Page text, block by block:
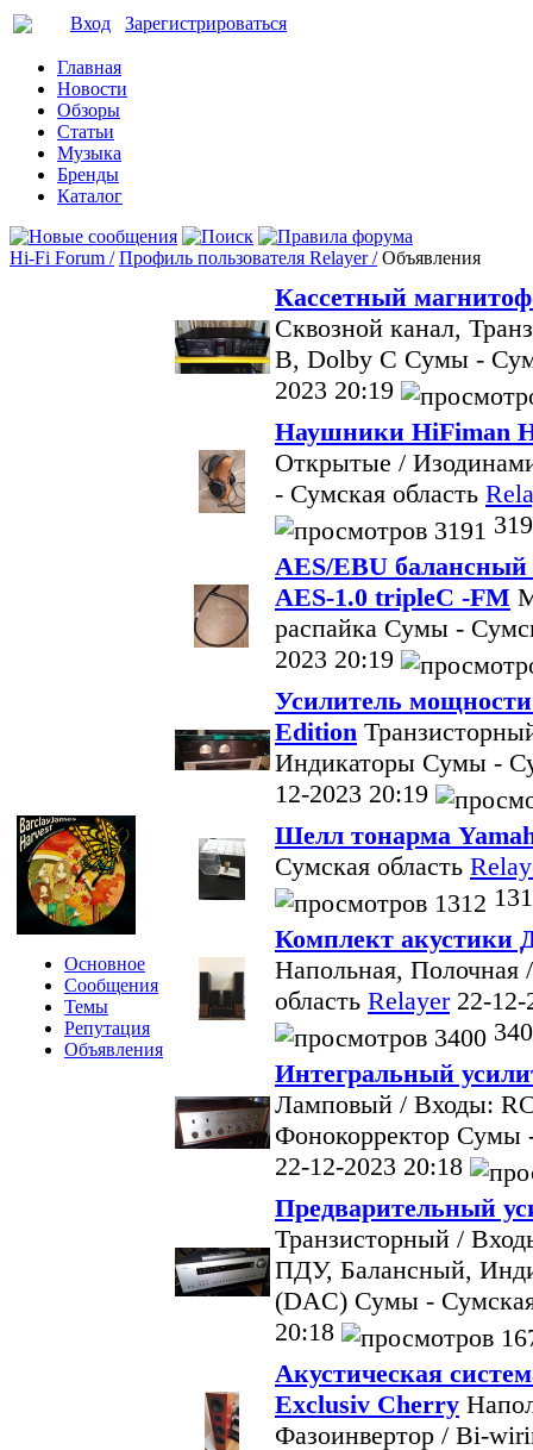
Вход Зарегистрироваться
Главная
Новости
Обзоры
Статьи
Музыка
Бренды
Каталог
Hi-Fi Forum / Профиль пользователя Relayer / Объявления
Основное
Сообщения
Темы
Репутация
Объявления
Кассетный
Сквозной канал,
B, Dolby C Сумы -
2023 20:19
Наушники HiFiman
Открытые /
- Сумская область
AES/EBU балансный
AES-1.0 tripleC -FM
распайка Сумы -
2023 20:19
Усилитель
Edition
Индикаторы Сумы -
12-2023 20:19
Шелл тонарма
Сумская область
Комплект акустики
Напольная, Полочная
область Relayer 22-12-
Интегральный
Ламповый / Входы:
Фонокорректор Сумы
22-12-2023 20:18
Предварительный
Транзисторный /
ПДУ, Балансный,
(DAC) Сумы -
20:18
Акустическая
Exclusiv Cherry
Фазоинвертор / Bi-